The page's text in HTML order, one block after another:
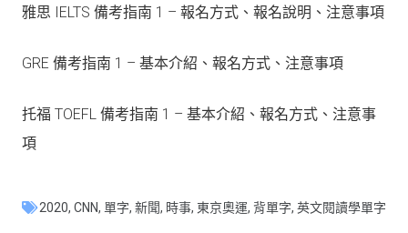
雅思 IELTS 備考指南 1 – 報名方式、報名說明、注意事項
GRE 備考指南 1 – 基本介紹、報名方式、注意事項
托福 TOEFL 備考指南 1 – 基本介紹、報名方式、注意事
項
2020, CNN, 單字, 新聞, 時事, 東京奧運, 背單字, 英文閱讀學單字